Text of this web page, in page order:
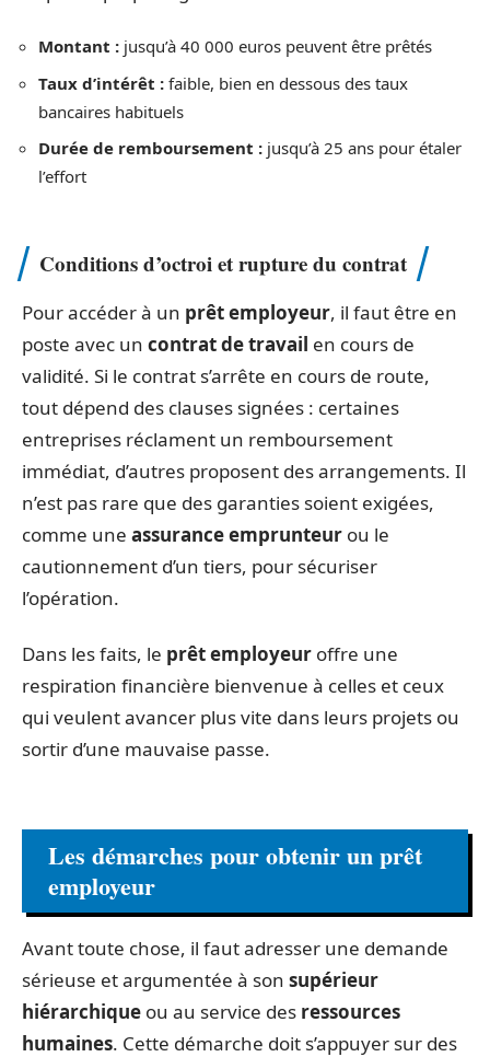
Montant : jusqu’à 40 000 euros peuvent être prêtés
Taux d’intérêt : faible, bien en dessous des taux
bancaires habituels
Durée de remboursement : jusqu’à 25 ans pour étaler
l’effort
Conditions d’octroi et rupture du contrat
Pour accéder à un prêt employeur, il faut être en
poste avec un contrat de travail en cours de
validité. Si le contrat s’arrête en cours de route,
tout dépend des clauses signées : certaines
entreprises réclament un remboursement
immédiat, d’autres proposent des arrangements. Il
n’est pas rare que des garanties soient exigées,
comme une assurance emprunteur ou le
cautionnement d’un tiers, pour sécuriser
l’opération.
Dans les faits, le prêt employeur offre une
respiration financière bienvenue à celles et ceux
qui veulent avancer plus vite dans leurs projets ou
sortir d’une mauvaise passe.
Les démarches pour obtenir un prêt
employeur
Avant toute chose, il faut adresser une demande
sérieuse et argumentée à son supérieur
hiérarchique ou au service des ressources
humaines. Cette démarche doit s’appuyer sur des